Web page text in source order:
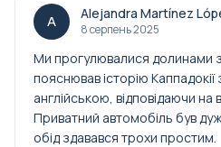
A Alejandra Martínez
8 серпень 2025
Ми прогулювалися долинами
пояснював історію
англійською, відповідаючи на
Приватний автомобіль був
обід здавався трохи простим.